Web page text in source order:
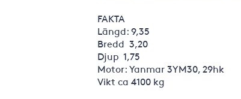
FAKTA
Längd: 9,35
Bredd 3,20
Djup 1,75
Motor: Yanmar 3YM30, 29hk
Vikt ca 4100 kg